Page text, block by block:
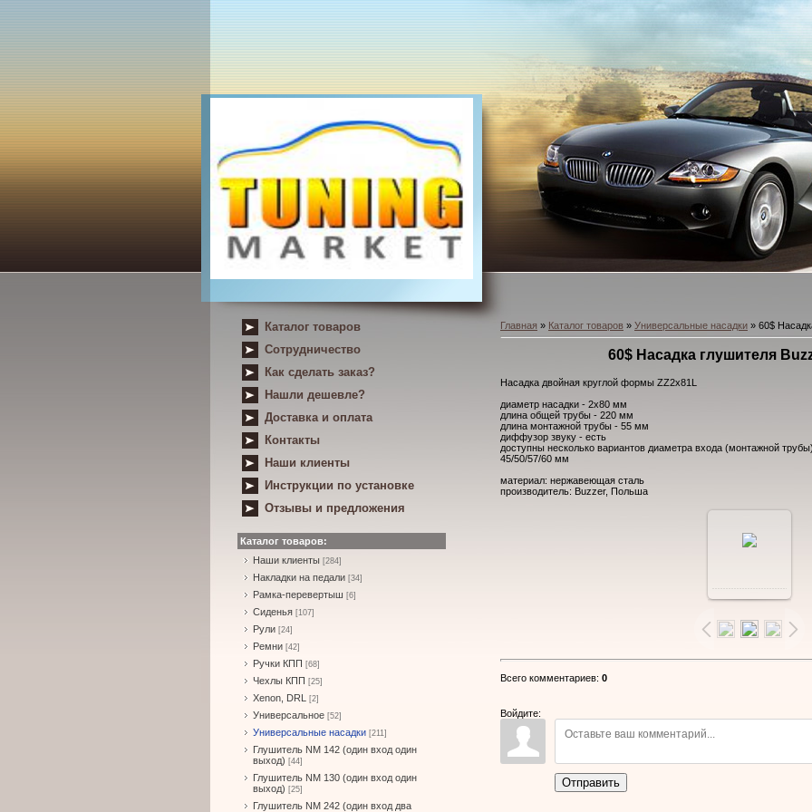
Каталог товаров
Сотрудничество
Как сделать заказ?
Нашли дешевле?
Доставка и оплата
Контакты
Наши клиенты
Инструкции по установке
Отзывы и предложения
Каталог товаров:
Наши клиенты [284]
Накладки на педали [34]
Рамка-перевертыш [6]
Сиденья [107]
Рули [24]
Ремни [42]
Ручки КПП [68]
Чехлы КПП [25]
Xenon, DRL [2]
Универсальное [52]
Универсальные насадки [211]
Глушитель NM 142 (один вход один
выход) [44]
Глушитель NM 130 (один вход один
выход) [25]
Глушитель NM 242 (один вход два
Главная » Каталог товаров » Универсальные насадки » 60$
60$ Насадка глушителя
Насадка двойная круглой формы ZZ2x81L
диаметр насадки - 2х80 мм
длина общей трубы - 220 мм
длина монтажной трубы - 55 мм
диффузор звуку - есть
доступны несколько вариантов диаметра входа (монтажной
45/50/57/60 мм
материал: нержавеющая сталь
производитель: Buzzer, Польша
размере
Всего комментариев: 0
Войдите:
Отправить